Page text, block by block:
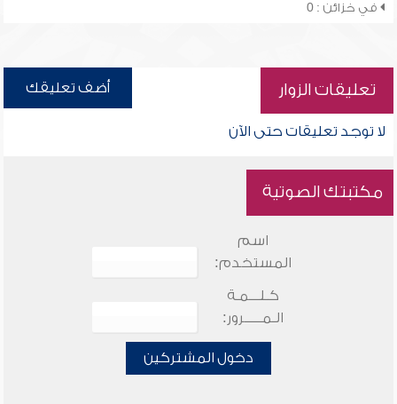
في خزائن : 0
تعليقات الزوار أضف تعليقك
لا توجد تعليقات حتى الآن
مكتبتك الصوتية
اسم
المستخدم:
كـلـــمـة
الـمـــــرور:
دخول المشتركين